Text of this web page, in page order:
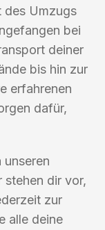
des Umzugs
bei
deiner
bis hin zur
erfahrenen
dafür,
stehen dir vor,
zur
alle deine